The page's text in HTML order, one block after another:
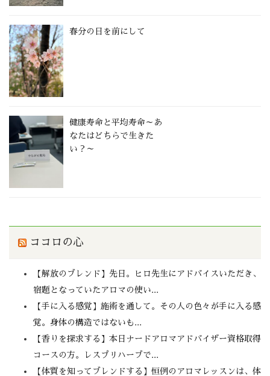
春分の日を前にして
健康寿命と平均寿命～あ
なたはどちらで生きた
い？～
ココロの心
【解放のブレンド】先日。ヒロ先生にアドバイスいただき、
宿題となっていたアロマの使い...
【手に入る感覚】施術を通して。その人の色々が手に入る感
覚。身体の構造ではないも...
【香りを探求する】本日ナードアロマアドバイザー資格取得
コースの方。レスプリハーブで...
【体質を知ってブレンドする】恒例のアロマレッスンは、体